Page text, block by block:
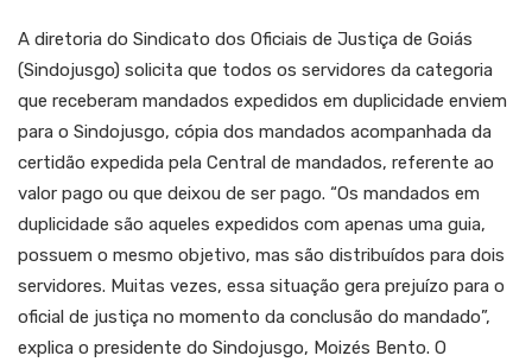
A diretoria do Sindicato dos Oficiais de Justiça de Goiás
(Sindojusgo) solicita que todos os servidores da categoria
que receberam mandados expedidos em duplicidade enviem
para o Sindojusgo, cópia dos mandados acompanhada da
certidão expedida pela Central de mandados, referente ao
valor pago ou que deixou de ser pago. “Os mandados em
duplicidade são aqueles expedidos com apenas uma guia,
possuem o mesmo objetivo, mas são distribuídos para dois
servidores. Muitas vezes, essa situação gera prejuízo para o
oficial de justiça no momento da conclusão do mandado”,
explica o presidente do Sindojusgo, Moizés Bento. O